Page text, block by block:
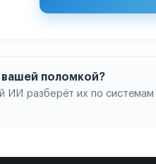
вашей поломкой?
разберёт их по системам